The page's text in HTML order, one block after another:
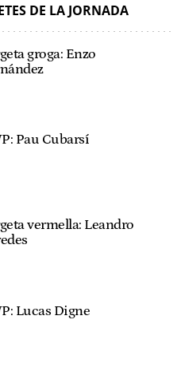
DE LA JORNADA
groga: Enzo
Pau Cubarsí
vermella: Leandro
Lucas Digne